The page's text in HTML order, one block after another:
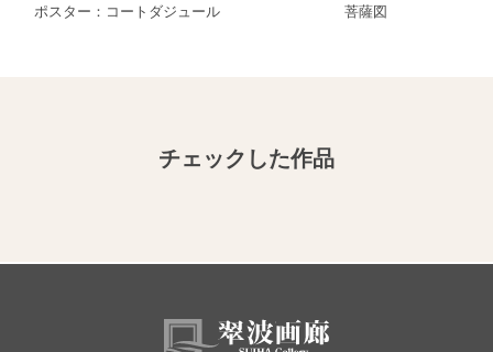
ポスター：コートダジュール 菩薩図
チェックした作品